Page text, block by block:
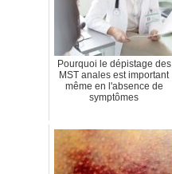
Pourquoi le dépistage des
MST anales est important
même en l'absence de
symptômes